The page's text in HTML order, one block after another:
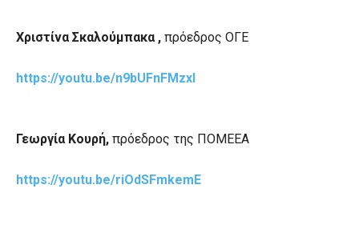
Χριστίνα Σκαλούμπακα , πρόεδρος ΟΓΕ
https://youtu.be/n9bUFnFMzxI
Γεωργία Κουρή, πρόεδρος της ΠΟΜΕΕΑ
https://youtu.be/riOdSFmkemE